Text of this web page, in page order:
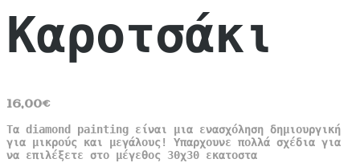
Καροτσάκι
16,00€
Τα diamond painting είναι μια ενασχόληση δημιουργική
για μικρούς και μεγάλους! Υπαρχουνε πολλά σχέδια για
να επιλέξετε στο μέγεθος 30χ30 εκατοστα